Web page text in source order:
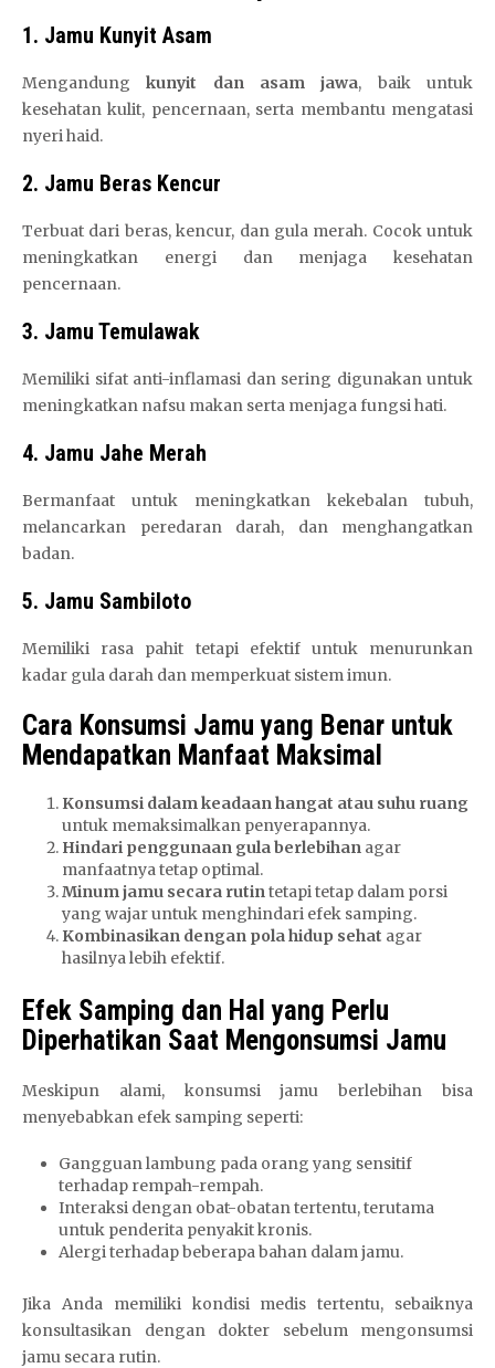
1. Jamu Kunyit Asam
Mengandungkunyit dan asam jawa, baik untuk
kesehatan kulit, pencernaan, serta membantu mengatasi
nyeri haid.
2. Jamu Beras Kencur
Terbuat dari beras, kencur, dan gula merah. Cocok untuk
meningkatkan energi dan menjaga kesehatan
pencernaan.
3. Jamu Temulawak
Memiliki sifat anti-inflamasi dan sering digunakan untuk
meningkatkan nafsu makan serta menjaga fungsi hati.
4. Jamu Jahe Merah
Bermanfaat untuk meningkatkan kekebalan tubuh,
melancarkan peredaran darah, dan menghangatkan
badan.
5. Jamu Sambiloto
Memiliki rasa pahit tetapi efektif untuk menurunkan
kadar gula darah dan memperkuat sistem imun.
Cara Konsumsi Jamu yang Benar untuk
Mendapatkan Manfaat Maksimal
Konsumsi dalam keadaan hangat atau suhu ruang
untuk memaksimalkan penyerapannya.
Hindari penggunaan gula berlebihan agar
manfaatnya tetap optimal.
Minum jamu secara rutintetapi tetap dalam porsi
yang wajar untuk menghindari efek samping.
Kombinasikan dengan pola hidup sehat agar
hasilnya lebih efektif.
Efek Samping dan Hal yang Perlu
Diperhatikan Saat Mengonsumsi Jamu
Meskipun alami, konsumsi jamu berlebihan bisa
menyebabkan efek samping seperti:
Gangguan lambung pada orang yang sensitif
terhadap rempah-rempah.
Interaksi dengan obat-obatan tertentu, terutama
untuk penderita penyakit kronis.
Alergi terhadap beberapa bahan dalam jamu.
Jika Anda memiliki kondisi medis tertentu, sebaiknya
konsultasikan dengan dokter sebelum mengonsumsi
jamu secara rutin.